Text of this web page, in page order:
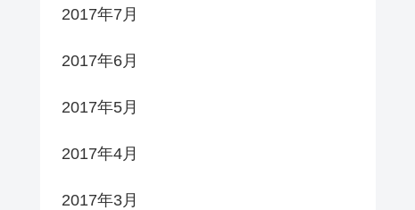
2017年7月
2017年6月
2017年5月
2017年4月
2017年3月